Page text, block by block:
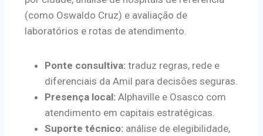
(como Oswaldo Cruz) e avaliação de
laboratórios e rotas de atendimento.
Ponte consultiva: traduz regras, rede e
diferenciais da Amil para decisões seguras.
Presença local: Alphaville e Osasco com
atendimento em capitais estratégicas.
Suporte técnico: análise de elegibilidade,